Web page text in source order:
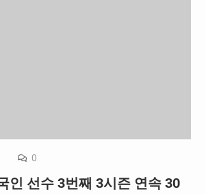
0
인 선수 3번째 3시즌 연속 30